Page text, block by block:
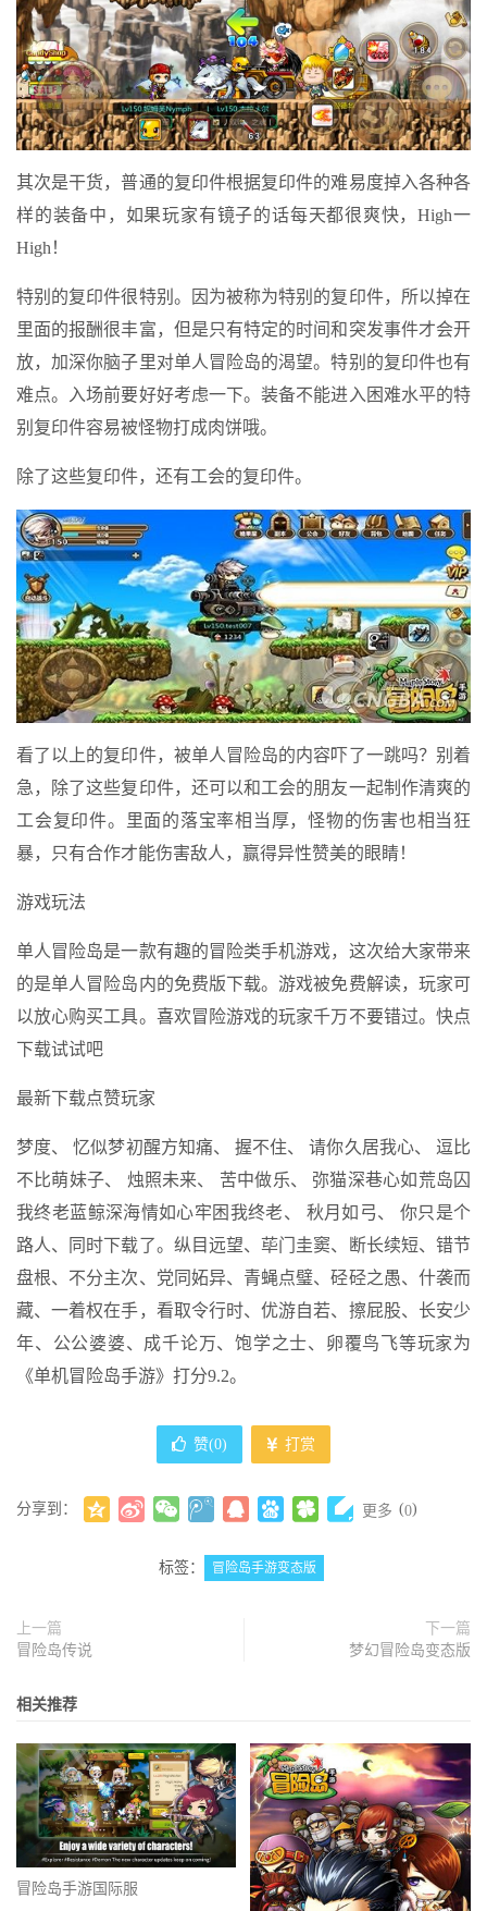
其次是干货，普通的复印件根据复印件的难易度掉入各种各
样的装备中，如果玩家有镜子的话每天都很爽快，High一
High！
特别的复印件很特别。因为被称为特别的复印件，所以掉在
里面的报酬很丰富，但是只有特定的时间和突发事件才会开
放，加深你脑子里对单人冒险岛的渴望。特别的复印件也有
难点。入场前要好好考虑一下。装备不能进入困难水平的特
别复印件容易被怪物打成肉饼哦。
除了这些复印件，还有工会的复印件。
看了以上的复印件，被单人冒险岛的内容吓了一跳吗？别着
急，除了这些复印件，还可以和工会的朋友一起制作清爽的
工会复印件。里面的落宝率相当厚，怪物的伤害也相当狂
暴，只有合作才能伤害敌人，赢得异性赞美的眼睛！
游戏玩法
单人冒险岛是一款有趣的冒险类手机游戏，这次给大家带来
的是单人冒险岛内的免费版下载。游戏被免费解读，玩家可
以放心购买工具。喜欢冒险游戏的玩家千万不要错过。快点
下载试试吧
最新下载点赞玩家
梦度、 忆似梦初醒方知痛、 握不住、 请你久居我心、 逗比
不比萌妹子、 烛照未来、 苦中做乐、 弥猫深巷心如荒岛囚
我终老蓝鲸深海情如心牢困我终老、 秋月如弓、 你只是个
路人、同时下载了。纵目远望、荜门圭窦、断长续短、错节
盘根、不分主次、党同妬异、青蝇点璧、硁硁之愚、什袭而
藏、一着权在手，看取令行时、优游自若、擦屁股、长安少
年、公公婆婆、成千论万、饱学之士、卵覆鸟飞等玩家为
《单机冒险岛手游》打分9.2。
赞(0) 打赏
分享到： 更多 (0)
标签： 冒险岛手游变态版
上一篇
冒险岛传说
下一篇
梦幻冒险岛变态版
相关推荐
冒险岛手游国际服